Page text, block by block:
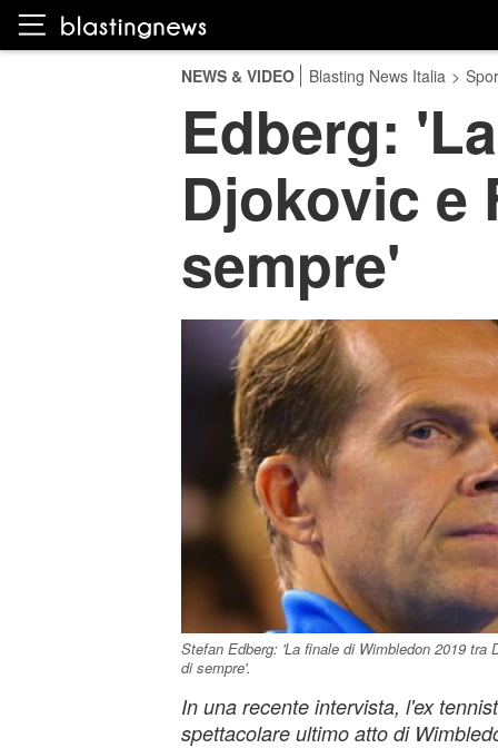
NEWS & VIDEO Blasting News Italia >
Edberg:
Djokovic e
sempre'
Stefan Edberg: 'La finale di Wimbledon 2019 tra
di sempre'.
In una recente intervista, l'ex
spettacolare ultimo atto di